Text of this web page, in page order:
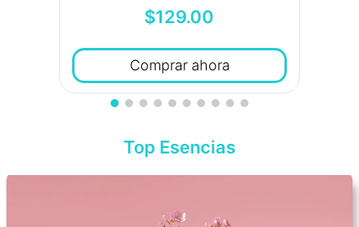
$129.00
Comprar ahora
Top Esencias